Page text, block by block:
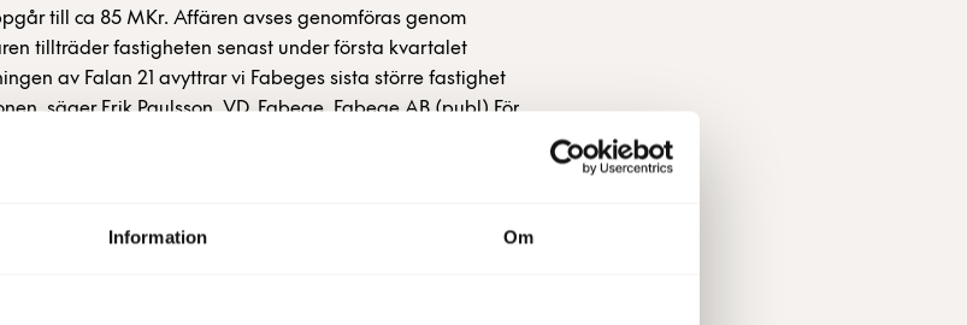
Information Om
till ca 85 MKr. Affären avses genomföras genom
tillträder fastigheten senast under första kvartalet
av Falan 21 avyttrar vi Fabeges sista större fastighet
säger Erik Paulsson, VD, Fabege. Fabege AB (publ) För